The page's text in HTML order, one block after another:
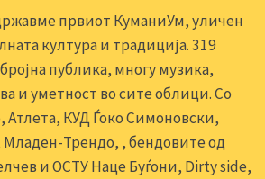
првиот КуманиУм, уличен
култура и традиција. 319
публика, многу музика,
и уметност во сите облици. Со
Атлета, КУД Ѓоко Симоновски,
Трендо, , бендовите од
и ОСТУ Наце Буѓони, Dirty side,